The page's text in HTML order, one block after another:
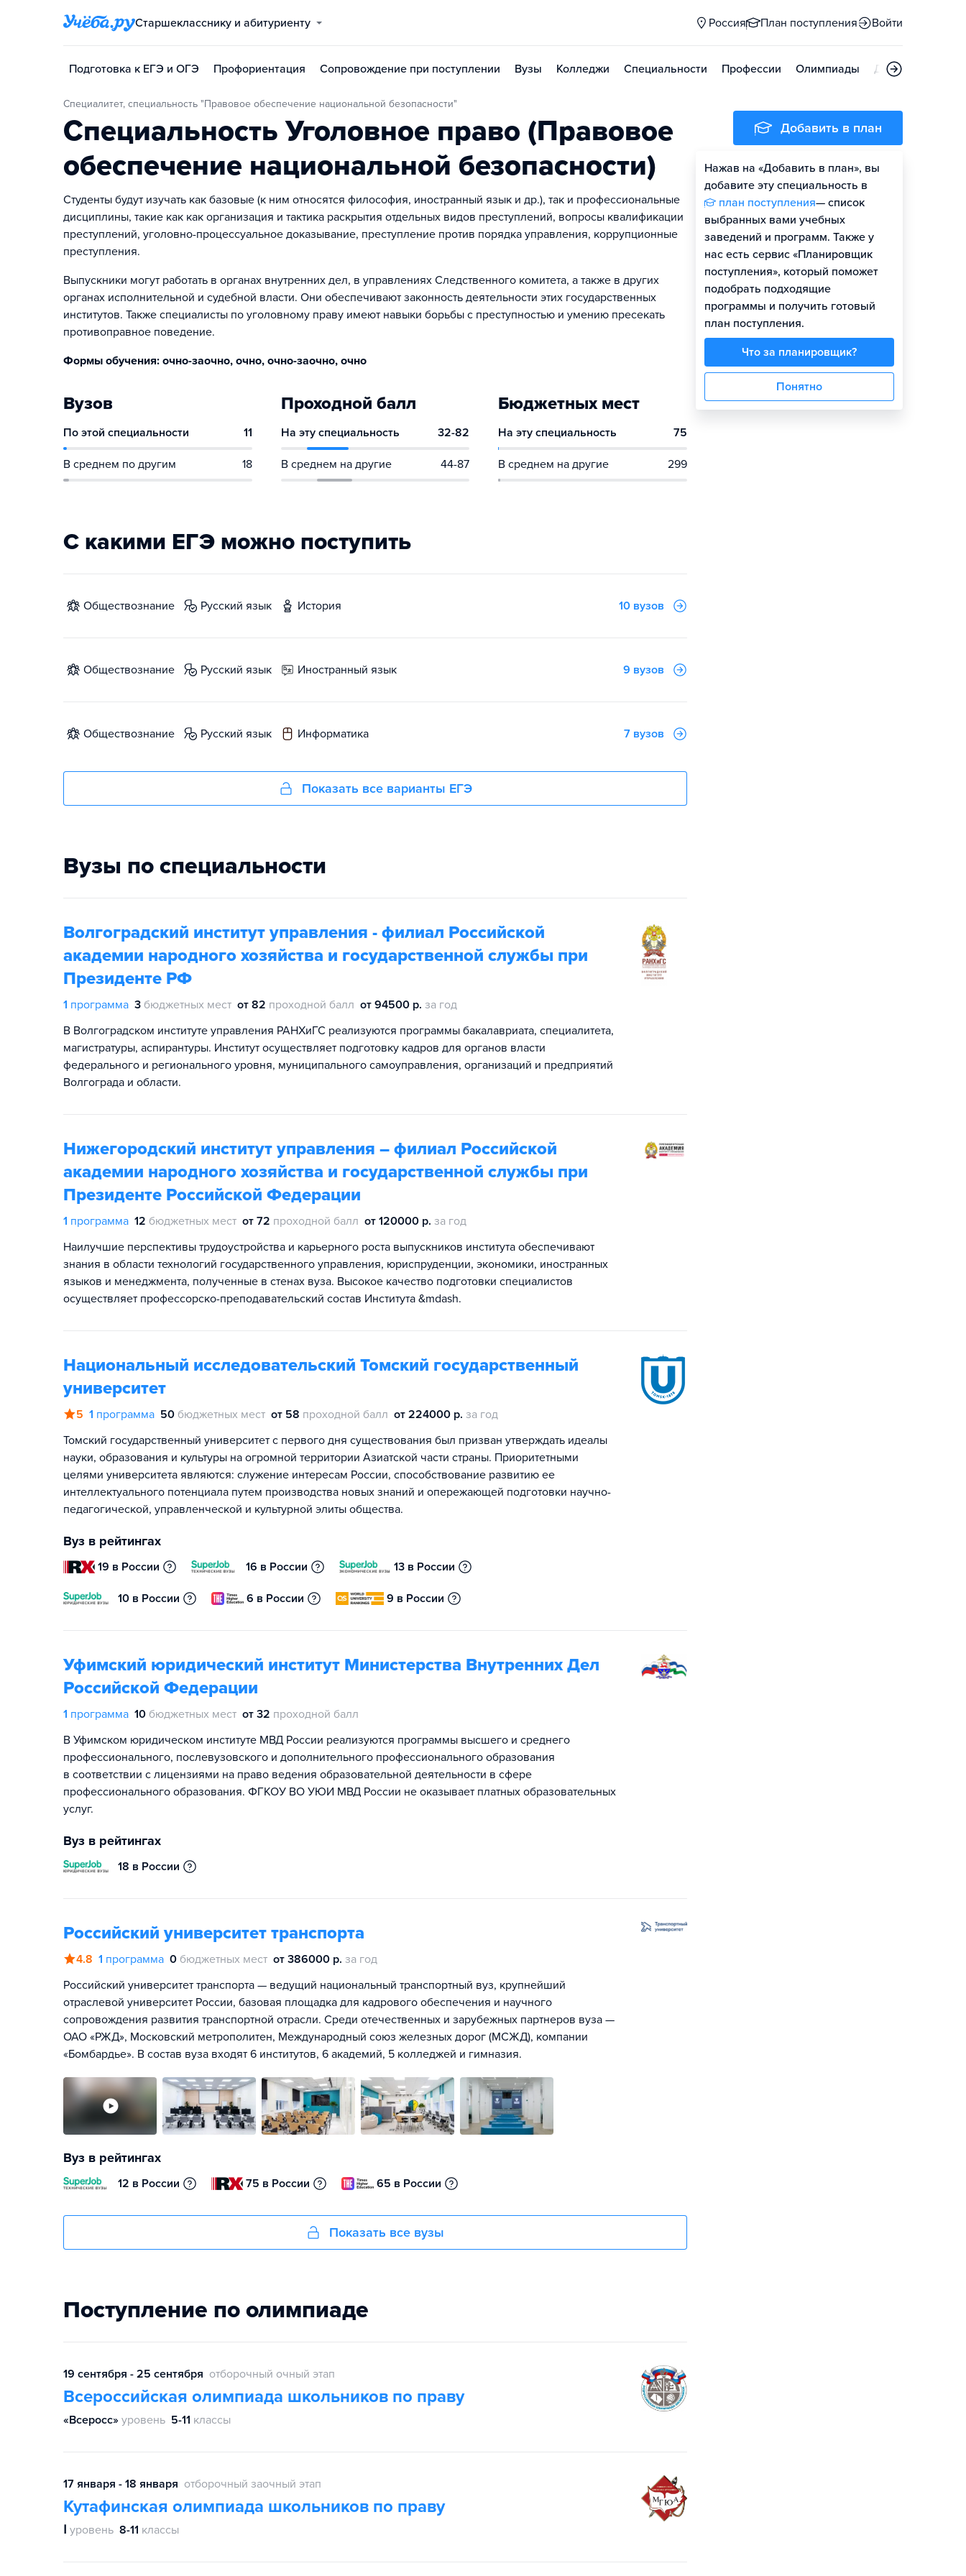
Старшекласснику и абитуриенту Россия План поступления Войти
Подготовка к ЕГЭ и ОГЭ Профориентация Сопровождение при поступлении Вузы Колледжи Специальности Профессии Олимпиады Дни открытых
Специалитет, специальность "Правовое обеспечение национальной безопасности"
Специальность Уголовное право (Правовое
обеспечение национальной безопасности)
Студенты будут изучать как базовые (к ним относятся философия, иностранный язык и др.), так и профессиональные
дисциплины, такие как как организация и тактика раскрытия отдельных видов преступлений, вопросы квалификации
преступлений, уголовно-процессуальное доказывание, преступление против порядка управления, коррупционные
преступления.
Выпускники могут работать в органах внутренних дел, в управлениях Следственного комитета, а также в других
органах исполнительной и судебной власти. Они обеспечивают законность деятельности этих государственных
институтов. Также специалисты по уголовному праву имеют навыки борьбы с преступностью и умению пресекать
противоправное поведение.
Формы обучения: очно-заочно, очно, очно-заочно, очно
Вузов
По этой специальности 11
В среднем по другим 18
Проходной балл
На эту специальность 32-82
В среднем на другие 44-87
Бюджетных мест
На эту специальность 75
В среднем на другие 299
С какими ЕГЭ можно поступить
обществознание русский язык история 10 вузов
обществознание русский язык иностранный язык 9 вузов
обществознание русский язык информатика 7 вузов
Показать все варианты ЕГЭ
Вузы по специальности
Волгоградский институт управления - филиал Российской
академии народного хозяйства и государственной службы при
Президенте РФ
1 программа 3 бюджетных мест от 82 проходной балл от 94500 р. за год
В Волгоградском институте управления РАНХиГС реализуются программы бакалавриата, специалитета,
магистратуры, аспирантуры. Институт осуществляет подготовку кадров для органов власти
федерального и регионального уровня, муниципального самоуправления, организаций и предприятий
Волгограда и области.
Нижегородский институт управления – филиал Российской
академии народного хозяйства и государственной службы при
Президенте Российской Федерации
1 программа 12 бюджетных мест от 72 проходной балл от 120000 р. за год
Наилучшие перспективы трудоустройства и карьерного роста выпускников института обеспечивают
знания в области технологий государственного управления, юриспруденции, экономики, иностранных
языков и менеджмента, полученные в стенах вуза. Высокое качество подготовки специалистов
осуществляет профессорско-преподавательский состав Института &mdash.
Национальный исследовательский Томский государственный
университет
5 1 программа 50 бюджетных мест от 58 проходной балл от 224000 р. за год
Томский государственный университет с первого дня существования был призван утверждать идеалы
науки, образования и культуры на огромной территории Азиатской части страны. Приоритетными
целями университета являются: служение интересам России, способствование развитию ее
интеллектуального потенциала путем производства новых знаний и опережающей подготовки научно-
педагогической, управленческой и культурной элиты общества.
Вуз в рейтингах
19 в России 16 в России 13 в России
10 в России 6 в России 9 в России
Уфимский юридический институт Министерства Внутренних Дел
Российской Федерации
1 программа 10 бюджетных мест от 32 проходной балл
В Уфимском юридическом институте МВД России реализуются программы высшего и среднего
профессионального, послевузовского и дополнительного профессионального образования
в соответствии с лицензиями на право ведения образовательной деятельности в сфере
профессионального образования. ФГКОУ ВО УЮИ МВД России не оказывает платных образовательных
услуг.
Вуз в рейтингах
18 в России
Российский университет транспорта
4.8 1 программа 0 бюджетных мест от 386000 р. за год
Российский университет транспорта — ведущий национальный транспортный вуз, крупнейший
отраслевой университет России, базовая площадка для кадрового обеспечения и научного
сопровождения развития транспортной отрасли. Среди отечественных и зарубежных партнеров вуза —
ОАО «РЖД», Московский метрополитен, Международный союз железных дорог (МСЖД), компании
«Бомбардье». В состав вуза входят 6 институтов, 6 академий, 5 колледжей и гимназия.
Вуз в рейтингах
12 в России 75 в России 65 в России
Показать все вузы
Поступление по олимпиаде
19 сентября - 25 сентября отборочный очный этап
Всероссийская олимпиада школьников по праву
«Всеросс» уровень 5-11 классы
17 января - 18 января отборочный заочный этап
Кутафинская олимпиада школьников по праву
Ⅰ уровень 8-11 классы
Добавить в план
Нажав на «Добавить в план», вы
добавите эту специальность в
план поступления— список
выбранных вами учебных
заведений и программ. Также у
нас есть сервис «Планировщик
поступления», который поможет
подобрать подходящие
программы и получить готовый
план поступления.
Что за планировщик?
Понятно